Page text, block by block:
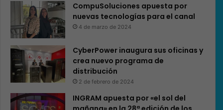
CompuSoluciones apuesta por
nuevas tecnologías para el canal
4 de marzo de 2024
CyberPower inaugura sus oficinas y
crea nuevo programa de
distribución
2 de febrero de 2024
INGRAM apuesta por «el sol del